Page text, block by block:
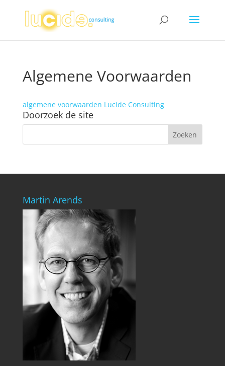
Algemene Voorwaarden
algemene voorwaarden Lucide Consulting
Doorzoek de site
Martin Arends